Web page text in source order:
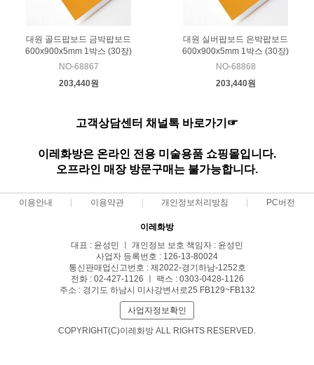
대원 골드팝보드 금박팝보드
600x900x5mm 1박스 (30장)
NO-68867
203,440원
대원 실버팝보드 은박팝보드
600x900x5mm 1박스 (30장)
NO-68868
203,440원
고객상담센터 채널톡 바로가기☞
이레화방은 온라인 전용 미술용품 쇼핑몰입니다.
오프라인 매장 방문구매는 불가능합니다.
이용안내 이용약관 개인정보처리방침 PC버전
이레화방
대표 : 윤성민 ㅣ 개인정보 보호 책임자 : 윤성민
사업자 등록번호 : 126-13-80024
통신판매업신고번호 : 제2022-경기하남-1252호
전화 : 02-427-1126 ㅣ 팩스 : 0303-0428-1126
주소 : 경기도 하남시 미사강변서로25 FB129~FB132
사업자정보확인
COPYRIGHT(C)이레화방 ALL RIGHTS RESERVED.